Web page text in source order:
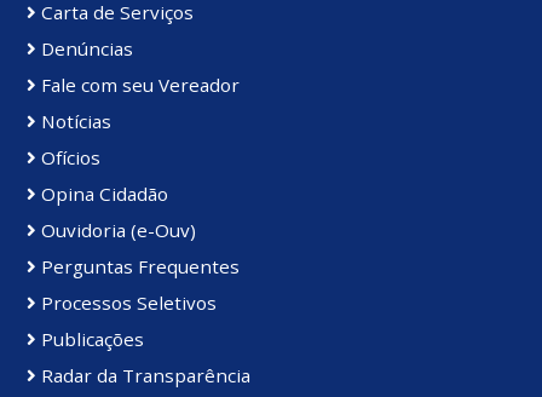
Carta de Serviços
Denúncias
Fale com seu Vereador
Notícias
Ofícios
Opina Cidadão
Ouvidoria (e-Ouv)
Perguntas Frequentes
Processos Seletivos
Publicações
Radar da Transparência